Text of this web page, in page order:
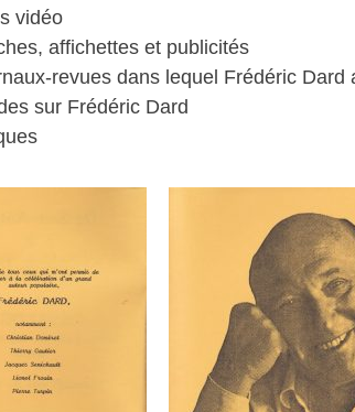
vidéo
affichettes et publicités
revues dans lequel Frédéric Dard
sur Frédéric Dard